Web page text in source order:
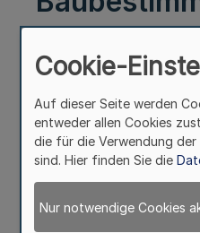
des Ministeriums für
Cookie-
Auf dieser Seite werden
entweder allen Cookies
die für die Verwendung
sind. Hier finden Sie die
Nur notwendige Cookies